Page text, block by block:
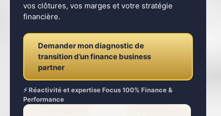
vos clôtures, vos marges et votre stratégie
financière.
Demander mon diagnostic de
transition d’un finance business
partner
⚡ Réactivité et expertise Focus 100% Finance &
Performance